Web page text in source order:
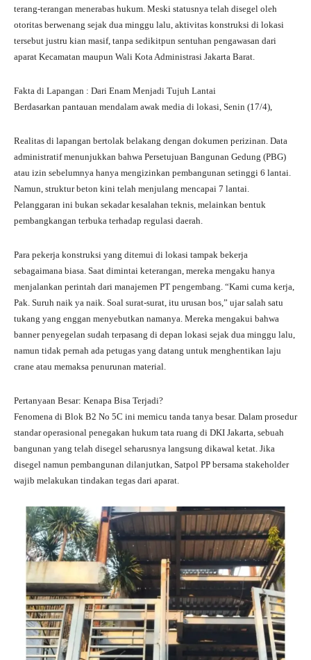
terang-terangan menerabas hukum. Meski statusnya telah disegel oleh
otoritas berwenang sejak dua minggu lalu, aktivitas konstruksi di lokasi
tersebut justru kian masif, tanpa sedikitpun sentuhan pengawasan dari
aparat Kecamatan maupun Wali Kota Administrasi Jakarta Barat.
Fakta di Lapangan : Dari Enam Menjadi Tujuh Lantai
Berdasarkan pantauan mendalam awak media di lokasi, Senin (17/4),
Realitas di lapangan bertolak belakang dengan dokumen perizinan. Data
administratif menunjukkan bahwa Persetujuan Bangunan Gedung (PBG)
atau izin sebelumnya hanya mengizinkan pembangunan setinggi 6 lantai.
Namun, struktur beton kini telah menjulang mencapai 7 lantai.
Pelanggaran ini bukan sekadar kesalahan teknis, melainkan bentuk
pembangkangan terbuka terhadap regulasi daerah.
Para pekerja konstruksi yang ditemui di lokasi tampak bekerja
sebagaimana biasa. Saat dimintai keterangan, mereka mengaku hanya
menjalankan perintah dari manajemen PT pengembang. “Kami cuma kerja,
Pak. Suruh naik ya naik. Soal surat-surat, itu urusan bos,” ujar salah satu
tukang yang enggan menyebutkan namanya. Mereka mengakui bahwa
banner penyegelan sudah terpasang di depan lokasi sejak dua minggu lalu,
namun tidak pernah ada petugas yang datang untuk menghentikan laju
crane atau memaksa penurunan material.
Pertanyaan Besar: Kenapa Bisa Terjadi?
Fenomena di Blok B2 No 5C ini memicu tanda tanya besar. Dalam prosedur
standar operasional penegakan hukum tata ruang di DKI Jakarta, sebuah
bangunan yang telah disegel seharusnya langsung dikawal ketat. Jika
disegel namun pembangunan dilanjutkan, Satpol PP bersama stakeholder
wajib melakukan tindakan tegas dari aparat.